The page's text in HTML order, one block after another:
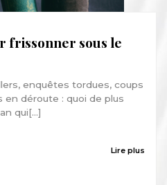
frissonner sous le
enquêtes tordues, coups
déroute : quoi de plus
qui[...]
Lire plus